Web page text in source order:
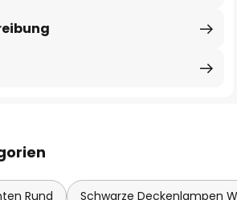
Rund Schwarze Deckenlampen